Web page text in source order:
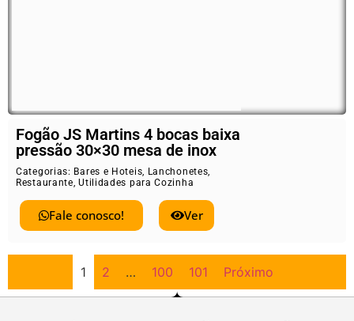
Fogão JS Martins 4 bocas baixa
pressão 30×30 mesa de inox
Categorias: Bares e Hoteis, Lanchonetes,
Restaurante,Utilidades para Cozinha
Fale conosco! Ver
1 2 … 100 101 Próximo